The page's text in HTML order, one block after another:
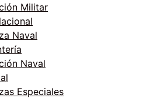
Militar
Naval
Naval
Especiales